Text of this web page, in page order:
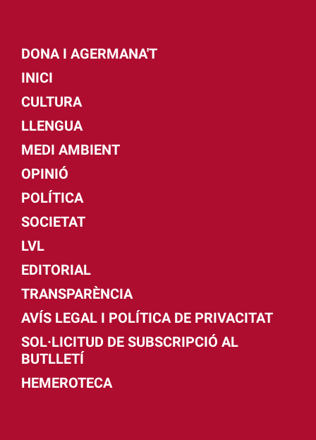
DONA I AGERMANA'T
INICI
CULTURA
LLENGUA
MEDI AMBIENT
OPINIÓ
POLÍTICA
SOCIETAT
LVL
EDITORIAL
TRANSPARÈNCIA
AVÍS LEGAL I POLÍTICA DE PRIVACITAT
SOL·LICITUD DE SUBSCRIPCIÓ AL
BUTLLETÍ
HEMEROTECA